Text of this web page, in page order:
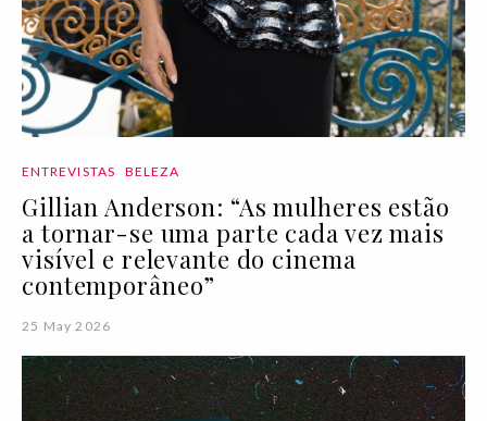
ENTREVISTAS BELEZA
Gillian Anderson: “As mulheres estão
a tornar-se uma parte cada vez mais
visível e relevante do cinema
contemporâneo”
25 May 2026